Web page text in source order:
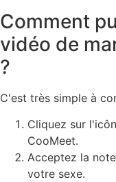
Comment
vidéo de
?
C'est très simple à
Cliquez sur
CooMeet.
Acceptez la
votre sexe.